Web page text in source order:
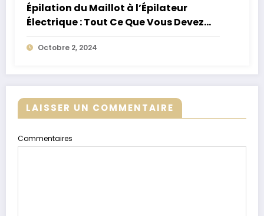
Épilation du Maillot à l’Épilateur
Électrique : Tout Ce Que Vous Devez
Savoir
Octobre 2, 2024
LAISSER UN COMMENTAIRE
Commentaires